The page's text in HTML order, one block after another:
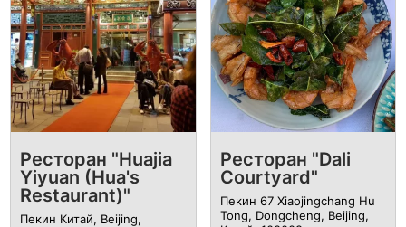
Ресторан "Huajia
Yiyuan (Hua's
Restaurant)"
Пекин Китай, Beijing,
Ресторан "Dali
Courtyard"
Пекин 67 Xiaojingchang Hu
Tong, Dongcheng, Beijing,